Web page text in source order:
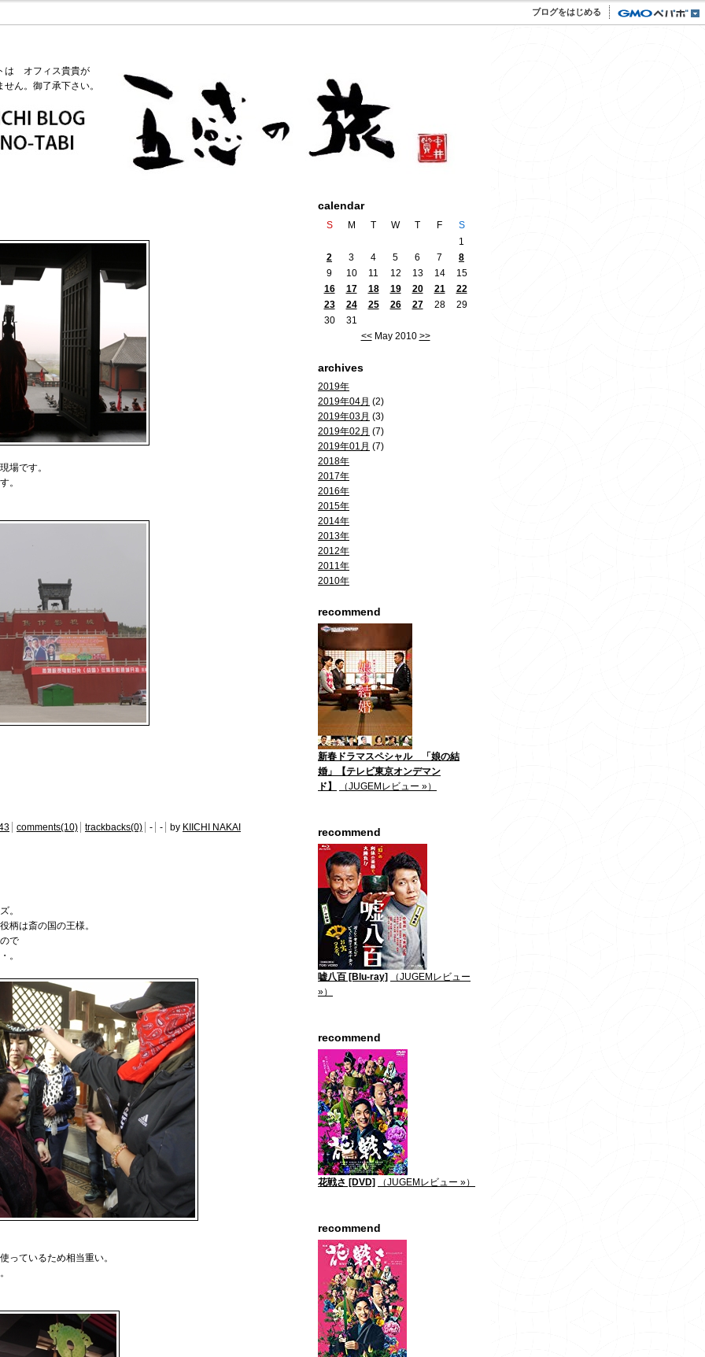
ブログをはじめる
は オフィス貴貴が
ん。御了承下さい。
場です。
。
comments(10) trackbacks(0) - - by KIICHI NAKAI
。
柄は斎の国の王様。
で
。
っているため相当重い。
calendar
S M T W T F
S
1
2
3 4 5 6 7
8
9
10 11 12 13 14
15
16
17 18 19 20 21
22
23
24 25 26 27 28
29
30
31
<<May 2010 >>
archives
2019年
2019年04月 (2)
2019年03月 (3)
2019年02月 (7)
2019年01月 (7)
2018年
2017年
2016年
2015年
2014年
2013年
2012年
2011年
2010年
recommend
新春ドラマスペシャル 「娘の結
婚」【テレビ東京オンデマン
ド】
（JUGEMレビュー »）
recommend
嘘八百 [Blu-ray]
（JUGEMレビュー
»）
recommend
花戦さ [DVD] （JUGEMレビュー »）
recommend